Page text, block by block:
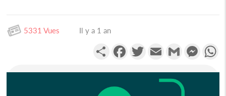
5331 Vues Il y a 1 an
PartagerFacebookTwitterEmail Gmail